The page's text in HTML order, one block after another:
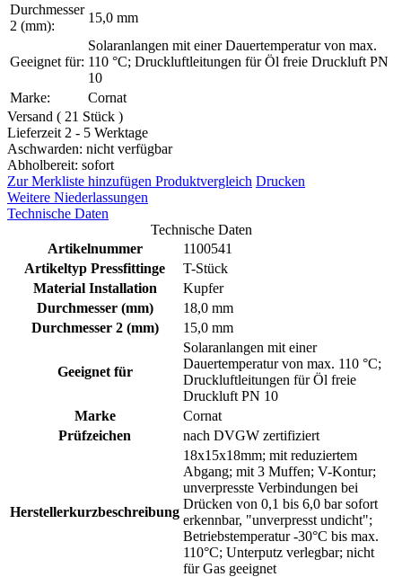
Durchmesser
2 (mm):
15,0 mm
Geeignet für:
Solaranlangen mit einer Dauertemperatur von max.
110 °C; Druckluftleitungen für Öl freie Druckluft PN
10
Marke:
Cornat
Versand ( 21 Stück )
Lieferzeit 2 - 5 Werktage
Aschwarden: nicht verfügbar
Abholbereit: sofort
Zur Merkliste hinzufügen Produktvergleich Drucken
Weitere Niederlassungen
Technische Daten
Technische Daten
Artikelnummer
1100541
Artikeltyp Pressfittinge
T-Stück
Material Installation
Kupfer
Durchmesser (mm)
18,0 mm
Durchmesser 2 (mm)
15,0 mm
Geeignet für
Solaranlangen mit einer
Dauertemperatur von max. 110 °C;
Druckluftleitungen für Öl freie
Druckluft PN 10
Marke
Cornat
Prüfzeichen
nach DVGW zertifiziert
Herstellerkurzbeschreibung
18x15x18mm; mit reduziertem
Abgang; mit 3 Muffen; V-Kontur;
unverpresste Verbindungen bei
Drücken von 0,1 bis 6,0 bar sofort
erkennbar, "unverpresst undicht";
Betriebstemperatur -30°C bis max.
110°C; Unterputz verlegbar; nicht
für Gas geeignet